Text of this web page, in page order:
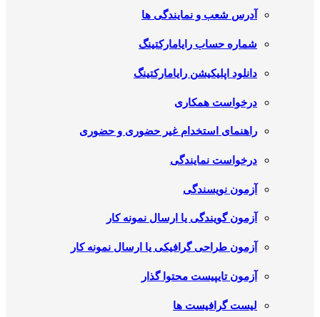
آدرس شعب و نمایندگی ها
شماره حساب رایامارکتینگ
دانلود اپلیکیشن رایامارکتینگ
درخواست همکاری
راهنمای استخدام غیر حضوری و حضوری
درخواست نمایندگی
آزمون نویسندگی
آزمون گویندگی یا ارسال نمونه کار
آزمون طراحی گرافیکی یا ارسال نمونه کار
آزمون تایپیست محتوا گذار
لیست گرافیست ها